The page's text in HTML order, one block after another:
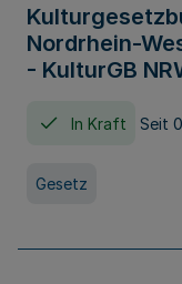
Nordrhein-
- KulturGB
In Kraft Seit
Gesetz